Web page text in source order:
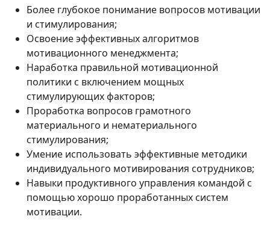
Более глубокое понимание вопросов мотивации
и стимулирования;
Освоение эффективных алгоритмов
мотивационного менеджмента;
Наработка правильной мотивационной
политики с включением мощных
стимулирующих факторов;
Проработка вопросов грамотного
материального и нематериального
стимулирования;
Умение использовать эффективные методики
индивидуального мотивирования сотрудников;
Навыки продуктивного управления командой с
помощью хорошо проработанных систем
мотивации.